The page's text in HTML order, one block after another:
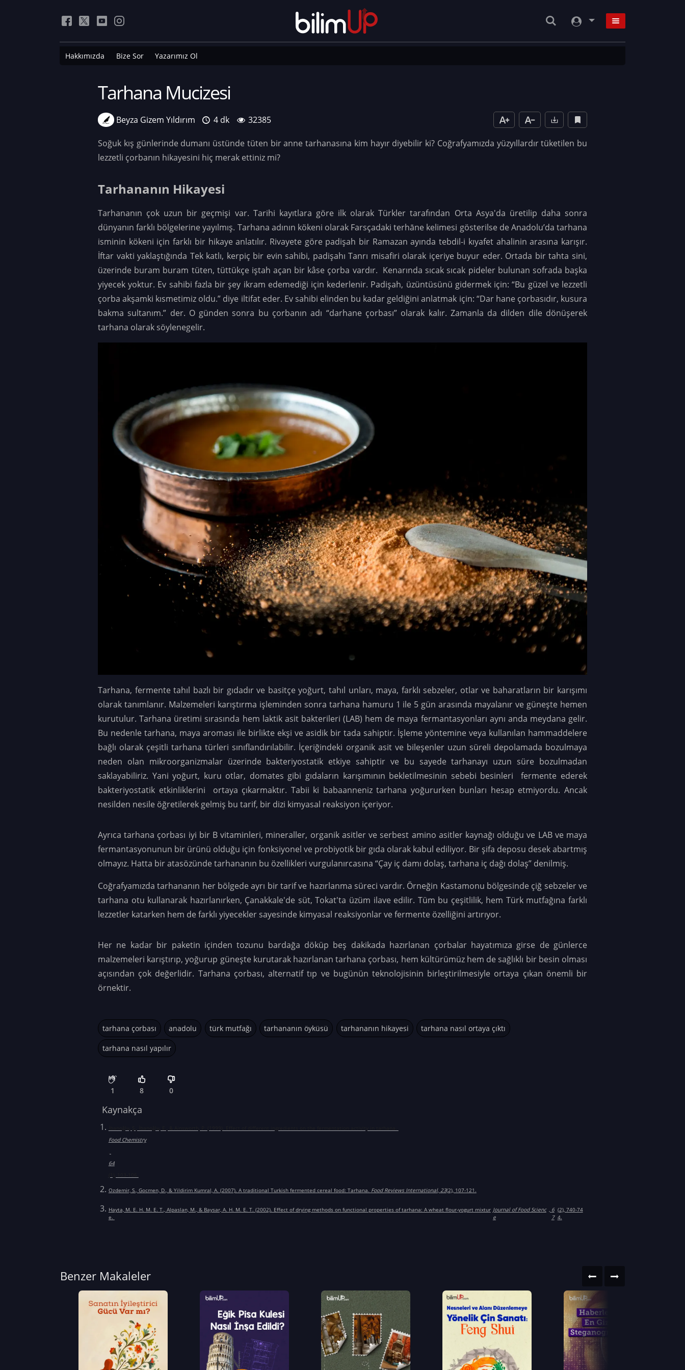
Hakkımızda Bize Sor Yazarımız Ol
Tarhana Mucizesi
Beyza Gizem Yıldırım 4 dk 32385
Soğuk kış günlerinde dumanı üstünde tüten bir anne tarhanasına kim hayır diyebilir ki? Coğrafyamızda yüzyıllardır tüketilen bu
lezzetli çorbanın hikayesini hiç merak ettiniz mi?
Tarhananın Hikayesi
Tarhananın çok uzun bir geçmişi var. Tarihi kayıtlara göre ilk olarak Türkler tarafından Orta Asya'da üretilip daha sonra
dünyanın farklı bölgelerine yayılmış. Tarhana adının kökeni olarak Farsçadaki terhāne kelimesi gösterilse de Anadolu’da tarhana
isminin kökeni için farklı bir hikaye anlatılır. Rivayete göre padişah bir Ramazan ayında tebdil-i kıyafet ahalinin arasına karışır.
İftar vakti yaklaştığında Tek katlı, kerpiç bir evin sahibi, padişahı Tanrı misafiri olarak içeriye buyur eder. Ortada bir tahta sini,
üzerinde buram buram tüten, tüttükçe iştah açan bir kâse çorba vardır. Kenarında sıcak sıcak pideler bulunan sofrada başka
yiyecek yoktur. Ev sahibi fazla bir şey ikram edemediği için kederlenir. Padişah, üzüntüsünü gidermek için: “Bu güzel ve lezzetli
çorba akşamki kısmetimiz oldu.” diye iltifat eder. Ev sahibi elinden bu kadar geldiğini anlatmak için: “Dar hane çorbasıdır, kusura
bakma sultanım.” der. O günden sonra bu çorbanın adı “darhane çorbası” olarak kalır. Zamanla da dilden dile dönüşerek
tarhana olarak söylenegelir.
Tarhana, fermente tahıl bazlı bir gıdadır ve basitçe yoğurt, tahıl unları, maya, farklı sebzeler, otlar ve baharatların bir karışımı
olarak tanımlanır. Malzemeleri karıştırma işleminden sonra tarhana hamuru 1 ile 5 gün arasında mayalanır ve güneşte hemen
kurutulur. Tarhana üretimi sırasında hem laktik asit bakterileri (LAB) hem de maya fermantasyonları aynı anda meydana gelir.
Bu nedenle tarhana, maya aroması ile birlikte ekşi ve asidik bir tada sahiptir. İşleme yöntemine veya kullanılan hammaddelere
bağlı olarak çeşitli tarhana türleri sınıflandırılabilir. İçeriğindeki organik asit ve bileşenler uzun süreli depolamada bozulmaya
neden olan mikroorganizmalar üzerinde bakteriyostatik etkiye sahiptir ve bu sayede tarhanayı uzun süre bozulmadan
saklayabiliriz. Yani yoğurt, kuru otlar, domates gibi gıdaların karışımının bekletilmesinin sebebi besinleri fermente ederek
bakteriyostatik etkinliklerini ortaya çıkarmaktır. Tabii ki babaanneniz tarhana yoğururken bunları hesap etmiyordu. Ancak
nesilden nesile öğretilerek gelmiş bu tarif, bir dizi kimyasal reaksiyon içeriyor.
Ayrıca tarhana çorbası iyi bir B vitaminleri, mineraller, organik asitler ve serbest amino asitler kaynağı olduğu ve LAB ve maya
fermantasyonunun bir ürünü olduğu için fonksiyonel ve probiyotik bir gıda olarak kabul ediliyor. Bir şifa deposu desek abartmış
olmayız. Hatta bir atasözünde tarhananın bu özellikleri vurgulanırcasına “Çay iç damı dolaş, tarhana iç dağı dolaş” denilmiş.
Coğrafyamızda tarhananın her bölgede ayrı bir tarif ve hazırlanma süreci vardır. Örneğin Kastamonu bölgesinde çiğ sebzeler ve
tarhana otu kullanarak hazırlanırken, Çanakkale'de süt, Tokat'ta üzüm ilave edilir. Tüm bu çeşitlilik, hem Türk mutfağına farklı
lezzetler katarken hem de farklı yiyecekler sayesinde kimyasal reaksiyonlar ve fermente özelliğini artırıyor.
Her ne kadar bir paketin içinden tozunu bardağa döküp beş dakikada hazırlanan çorbalar hayatımıza girse de günlerce
malzemeleri karıştırıp, yoğurup güneşte kurutarak hazırlanan tarhana çorbası, hem kültürümüz hem de sağlıklı bir besin olması
açısından çok değerlidir. Tarhana çorbası, alternatif tıp ve bugünün teknolojisinin birleştirilmesiyle ortaya çıkan önemli bir
örnektir.
tarhana çorbası anadolu türk mutfağı tarhananın öyküsü tarhananın hikayesi tarhana nasıl ortaya çıktı
tarhana nasıl yapılır
1 8 0
Kaynakça
Food Chemistry
64
Ozdemir, S., Gocmen, D., & Yildirim Kumral, A. (2007). A traditional Turkish fermented cereal food: Tarhana. Food Reviews International, 23(2), 107-121.
Hayta, M. E. H. M. E. T., Alpaslan, M., & Baysar, A. H. M. E. T. (2002). Effect of drying methods on functional properties of tarhana: A wheat flour‐yogurt mixtur
e.
Journal of Food Scienc
e
, 6
7
(2), 740-74
4.
Benzer Makaleler